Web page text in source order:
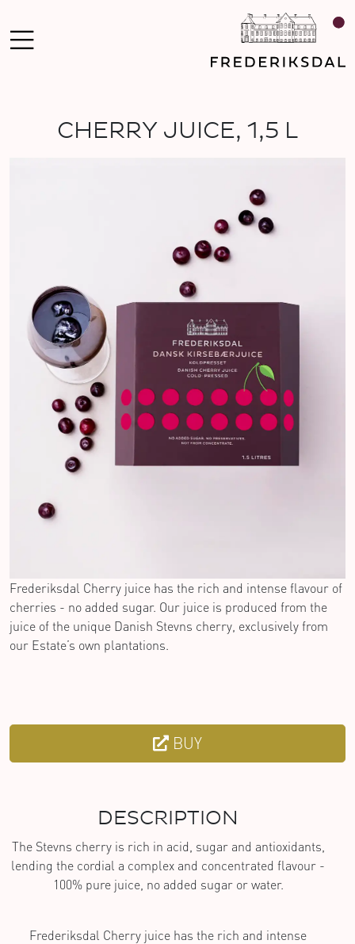
CHERRY JUICE, 1,5 L
Frederiksdal Cherry juice has the rich and intense flavour of
cherries - no added sugar. Our juice is produced from the
juice of the unique Danish Stevns cherry, exclusively from
our Estate’s own plantations.
BUY
DESCRIPTION
The Stevns cherry is rich in acid, sugar and antioxidants,
lending the cordial a complex and concentrated flavour -
100% pure juice, no added sugar or water.
Frederiksdal Cherry juice has the rich and intense